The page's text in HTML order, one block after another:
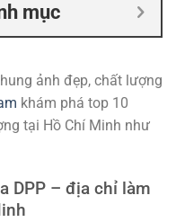
mục
ảnh đẹp, chất lượng
khám phá top 10
tại Hồ Chí Minh như
DPP – địa chỉ làm